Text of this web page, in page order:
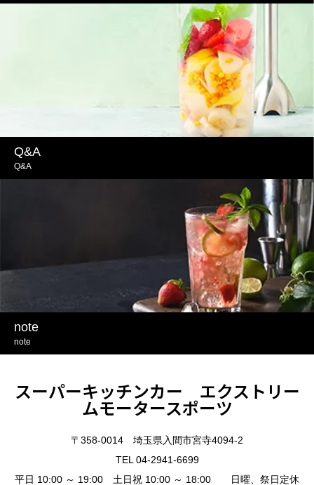
Q&A
Q&A
note
note
スーパーキッチンカー エクストリー
ムモータースポーツ
〒358-0014 埼玉県入間市宮寺4094-2
TEL 04-2941-6699
平日 10:00 ～ 19:00 土日祝 10:00 ～ 18:00 日曜、祭日定休